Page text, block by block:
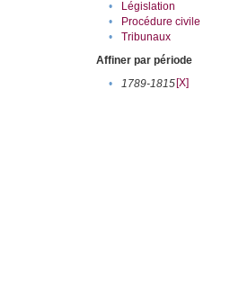
•
Législation
•
Procédure civile
•
Tribunaux
Affiner par période
•
1789-1815[X]